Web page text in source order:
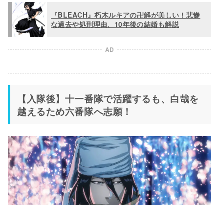
『BLEACH』朽木ルキアの卍解が美しい！悲惨
な過去や処刑理由、10年後の結婚も解説
AD
【入隊後】十一番隊で活躍するも、白哉を
越えるため六番隊へ志願！